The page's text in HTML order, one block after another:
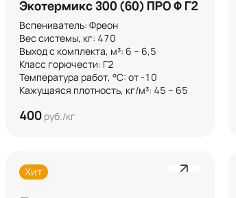
Экотермикс 300 (60) ПРО Ф Г2
Вспениватель: Фреон
Вес системы, кг: 470
Выход с комплекта, м³: 6 – 6,5
Класс горючести: Г2
Температура работ, °C: от -10
Кажущаяся плотность, кг/м³: 45 – 65
400 руб./кг
Хит